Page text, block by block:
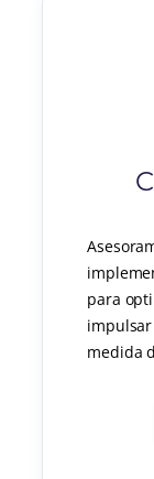
para
medida